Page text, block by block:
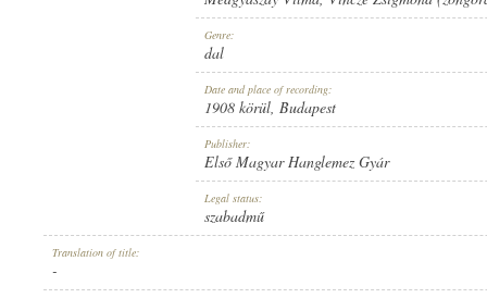
ELSŐ MAGYAR HANGLEMEZ GYÁR
Genre:
dal
Date and place of recording:
1908 körül, Budapest
Publisher:
Első Magyar Hanglemez Gyár
Legal status:
szabadmű
Translation of title:
-